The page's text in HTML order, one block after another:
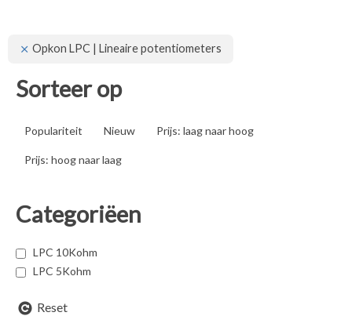
Opkon LPC | Lineaire potentiometers
Sorteer op
Populariteit Nieuw Prijs: laag naar hoog
Prijs: hoog naar laag
Categoriëen
LPC 10Kohm
LPC 5Kohm
Reset